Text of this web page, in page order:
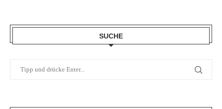
SUCHE